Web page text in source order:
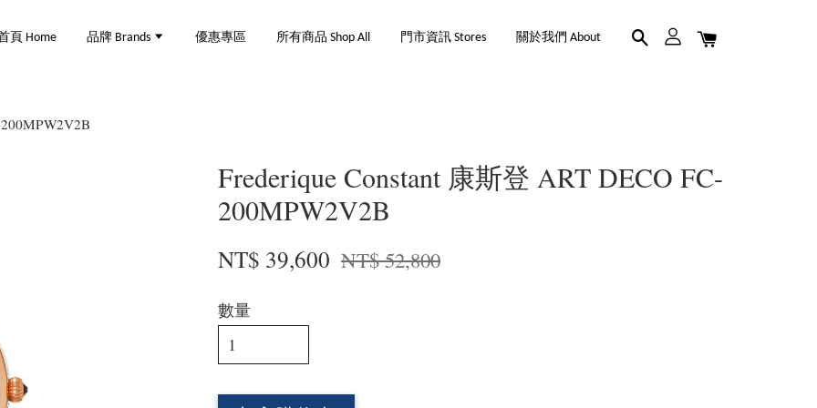
頁 Home 品牌 Brands 優惠專區 所有商品 Shop All 門市資訊 Stores 關於我們 About
Frederique Constant 康斯登 ART DECO FC-
200MPW2V2B
NT$ 39,600 NT$ 52,800
數量